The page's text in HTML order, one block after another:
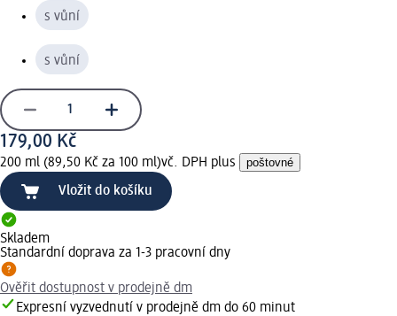
s vůní
s vůní
179,00 Kč
200 ml (89,50 Kč za 100 ml)vč. DPH plus poštovné
Vložit do košíku
Skladem
Standardní doprava za 1-3 pracovní dny
Ověřit dostupnost v prodejně dm
Expresní vyzvednutí v prodejně dm do 60 minut